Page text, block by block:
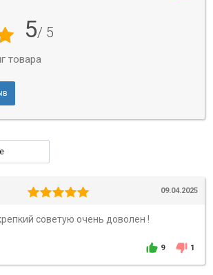
5/ 5
товара
09.04.2025
советую очень доволен !
9 1